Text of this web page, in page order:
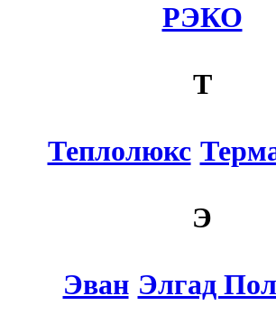
РЭКО
Т
Теплолюкс
Э
Эван Элгад